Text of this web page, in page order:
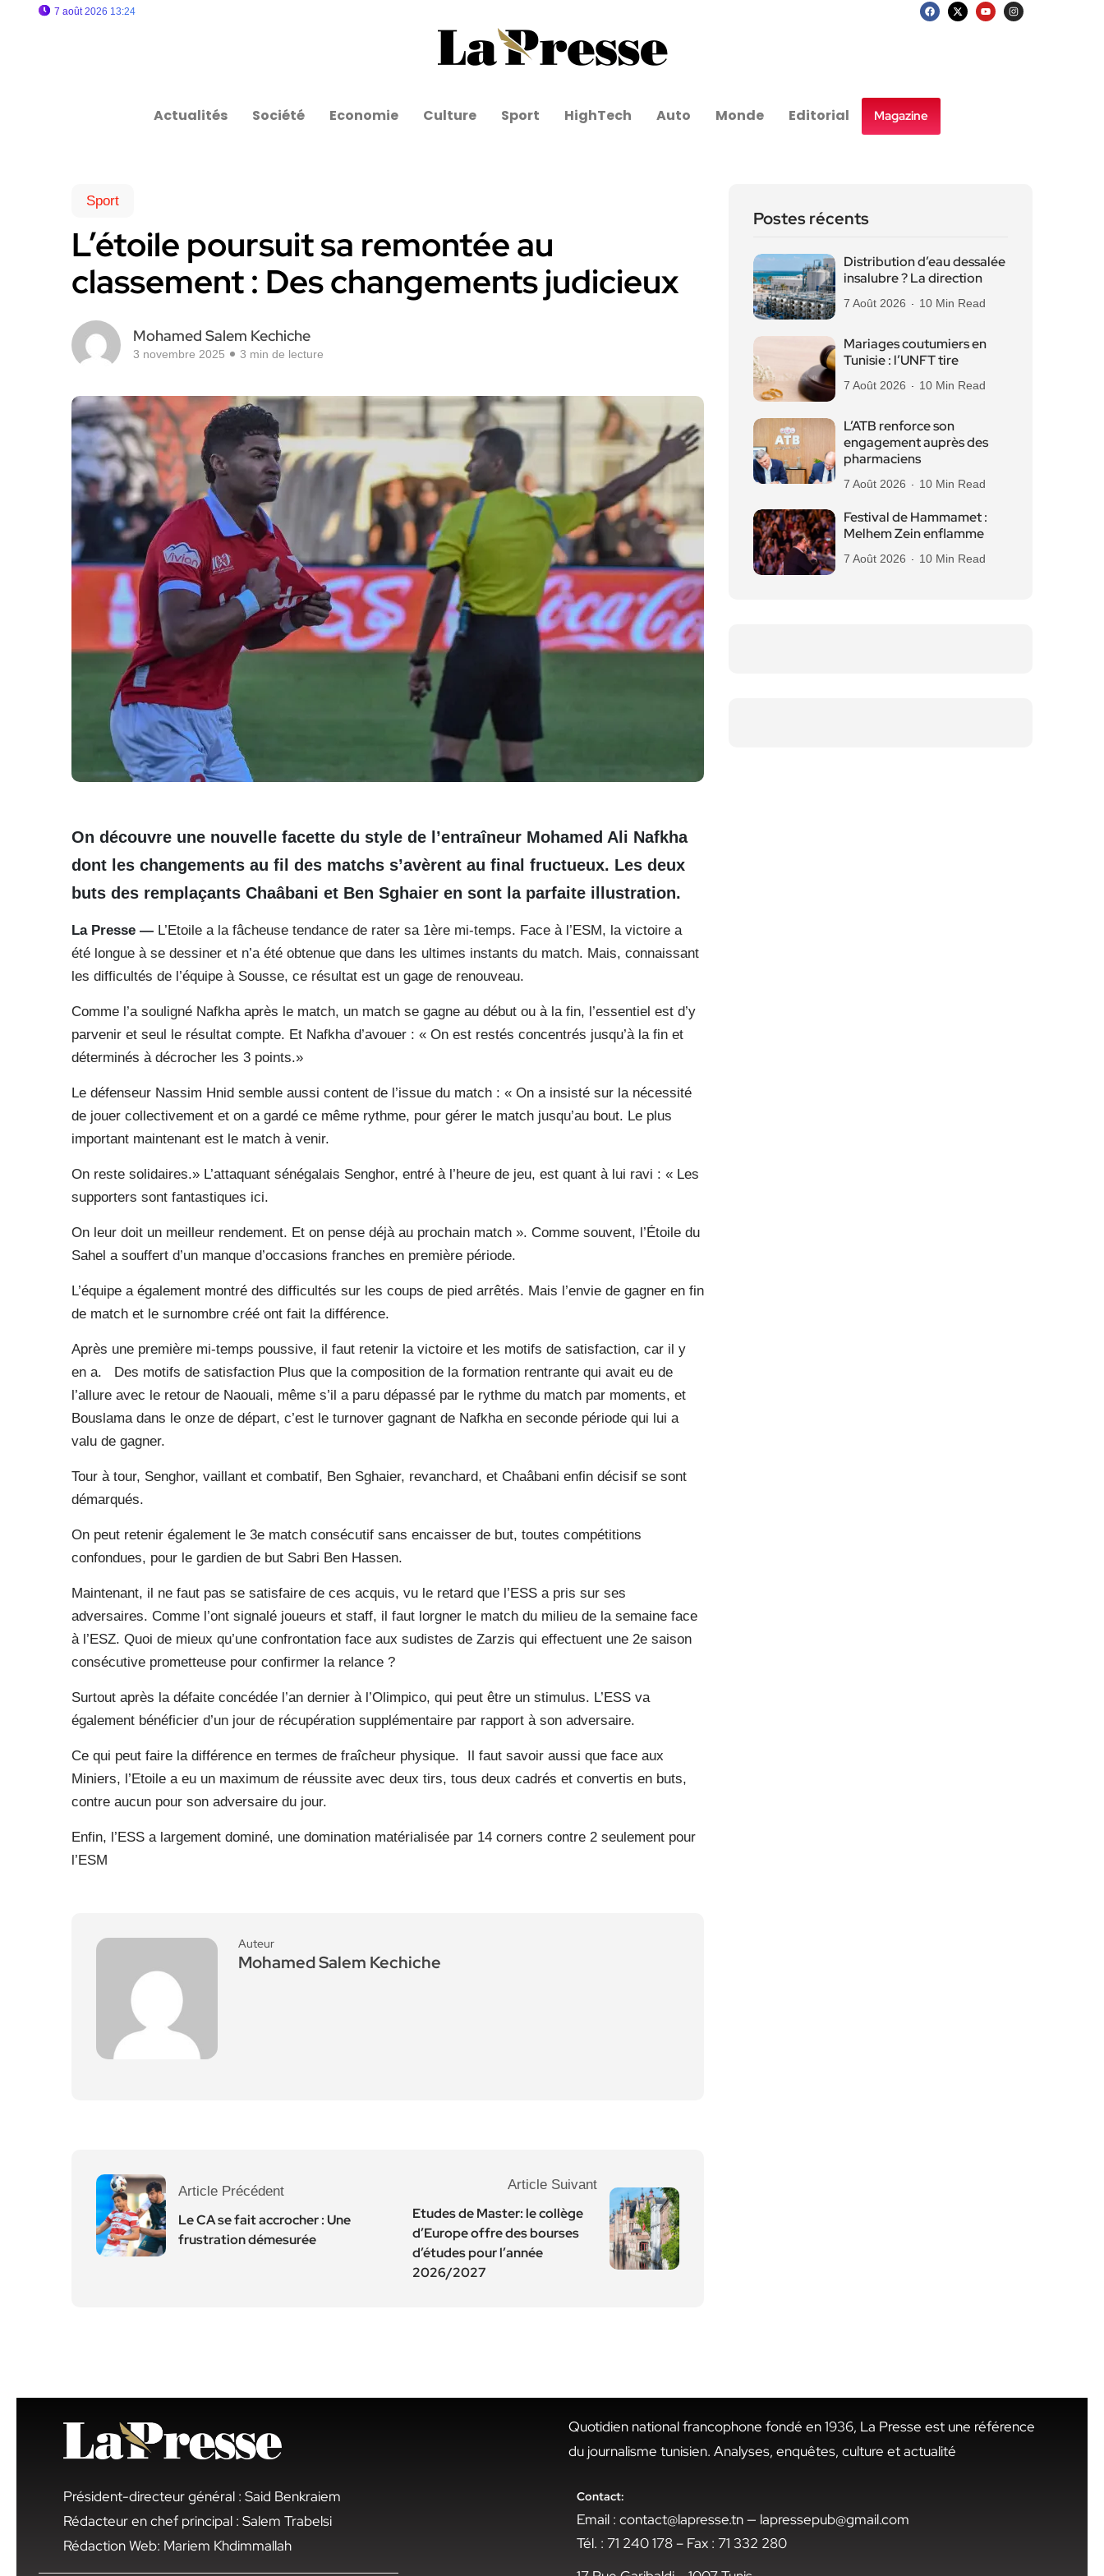
7 août 2026 13:24
Actualités Société Economie Culture Sport HighTech Auto Monde Editorial Magazine
Sport
L’étoile poursuit sa remontée au
classement : Des changements judicieux
Mohamed Salem Kechiche
3 novembre 2025 3 min de lecture
On découvre une nouvelle facette du style de l’entraîneur Mohamed Ali Nafkha
dont les changements au fil des matchs s’avèrent au final fructueux. Les deux
buts des remplaçants Chaâbani et Ben Sghaier en sont la parfaite illustration.
La Presse — L’Etoile a la fâcheuse tendance de rater sa 1ère mi-temps. Face à l’ESM, la victoire a
été longue à se dessiner et n’a été obtenue que dans les ultimes instants du match. Mais, connaissant
les difficultés de l’équipe à Sousse, ce résultat est un gage de renouveau.
Comme l’a souligné Nafkha après le match, un match se gagne au début ou à la fin, l’essentiel est d’y
parvenir et seul le résultat compte. Et Nafkha d’avouer : « On est restés concentrés jusqu’à la fin et
déterminés à décrocher les 3 points.»
Le défenseur Nassim Hnid semble aussi content de l’issue du match : « On a insisté sur la nécessité
de jouer collectivement et on a gardé ce même rythme, pour gérer le match jusqu’au bout. Le plus
important maintenant est le match à venir.
On reste solidaires.» L’attaquant sénégalais Senghor, entré à l’heure de jeu, est quant à lui ravi : « Les
supporters sont fantastiques ici.
On leur doit un meilleur rendement. Et on pense déjà au prochain match ». Comme souvent, l’Étoile du
Sahel a souffert d’un manque d’occasions franches en première période.
L’équipe a également montré des difficultés sur les coups de pied arrêtés. Mais l’envie de gagner en fin
de match et le surnombre créé ont fait la différence.
Après une première mi-temps poussive, il faut retenir la victoire et les motifs de satisfaction, car il y
en a. Des motifs de satisfaction Plus que la composition de la formation rentrante qui avait eu de
l’allure avec le retour de Naouali, même s’il a paru dépassé par le rythme du match par moments, et
Bouslama dans le onze de départ, c’est le turnover gagnant de Nafkha en seconde période qui lui a
valu de gagner.
Tour à tour, Senghor, vaillant et combatif, Ben Sghaier, revanchard, et Chaâbani enfin décisif se sont
démarqués.
On peut retenir également le 3e match consécutif sans encaisser de but, toutes compétitions
confondues, pour le gardien de but Sabri Ben Hassen.
Maintenant, il ne faut pas se satisfaire de ces acquis, vu le retard que l’ESS a pris sur ses
adversaires. Comme l’ont signalé joueurs et staff, il faut lorgner le match du milieu de la semaine face
à l’ESZ. Quoi de mieux qu’une confrontation face aux sudistes de Zarzis qui effectuent une 2e saison
consécutive prometteuse pour confirmer la relance ?
Surtout après la défaite concédée l’an dernier à l’Olimpico, qui peut être un stimulus. L’ESS va
également bénéficier d’un jour de récupération supplémentaire par rapport à son adversaire.
Ce qui peut faire la différence en termes de fraîcheur physique. Il faut savoir aussi que face aux
Miniers, l’Etoile a eu un maximum de réussite avec deux tirs, tous deux cadrés et convertis en buts,
contre aucun pour son adversaire du jour.
Enfin, l’ESS a largement dominé, une domination matérialisée par 14 corners contre 2 seulement pour
l’ESM
Auteur
Mohamed Salem Kechiche
Article Précédent
Le CA se fait accrocher : Une
frustration démesurée
Article Suivant
Etudes de Master: le collège
d’Europe offre des bourses
d’études pour l’année
2026/2027
Postes récents
Distribution d’eau dessalée
insalubre ? La direction
7 Août 2026 10 Min Read
Mariages coutumiers en
Tunisie : l’UNFT tire
7 Août 2026 10 Min Read
L’ATB renforce son
engagement auprès des
pharmaciens
7 Août 2026 10 Min Read
Festival de Hammamet :
Melhem Zein enflamme
7 Août 2026 10 Min Read
Président-directeur général : Said Benkraiem
Rédacteur en chef principal : Salem Trabelsi
Rédaction Web: Mariem Khdimmallah
Quotidien national francophone fondé en 1936, La Presse est une référence
du journalisme tunisien. Analyses, enquêtes, culture et actualité
Contact:
Email : contact@lapresse.tn — lapressepub@gmail.com
Tél. : 71 240 178 – Fax : 71 332 280